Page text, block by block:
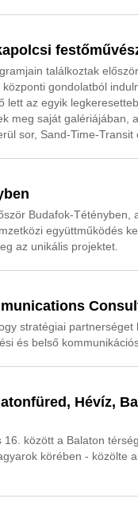
találkoztak
gondolatból
lett az egyik
meg saját galériájában,
sor, Sand-Time-Transit
Budafok-Tétényben,
együttműködés
az unikális projektet.
stratégiai partnerséget
és belső
Hévíz,
között a Balaton
körében - közölte